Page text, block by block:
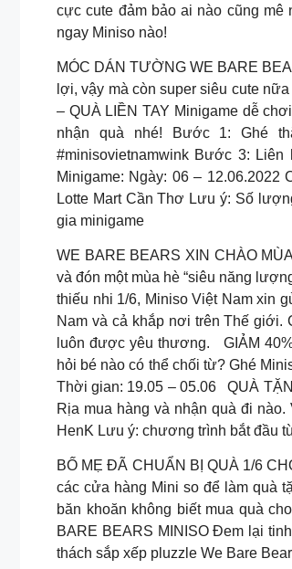
cực cute đảm bảo ai nào cũng
ngay Miniso nào!
MÓC DÁN TƯỜNG WE BARE
lợi, vậy mà còn super siêu cute
– QUÀ LIỀN TAY Minigame dễ
nhận quà nhé! Bước 1: Ghé
#minisovietnamwink Bước 3:
Minigame: Ngày: 06 – 12.06.2022
Lotte Mart Cần Thơ Lưu ý: Số
gia minigame
WE BARE BEARS XIN CHÀO
và đón một mùa hè “siêu năng
thiếu nhi 1/6, Miniso Việt Nam xin
Nam và cả khắp nơi trên Thế giới.
luôn được yêu thương.
GIẢM
hỏi bé nào có thể chối từ? Ghé
Thời gian: 19.05 – 05.06
QUÀ
Rịa mua hàng và nhận quà đi
HenK Lưu ý: chương trình bắt đầu
BỐ MẸ ĐÃ CHUẨN BỊ QUÀ 1/6
các cửa hàng Mini so để làm quà
băn khoăn không biết mua quà
BARE BEARS MINISO Đem lại
thách sắp xếp pluzzle We Bare